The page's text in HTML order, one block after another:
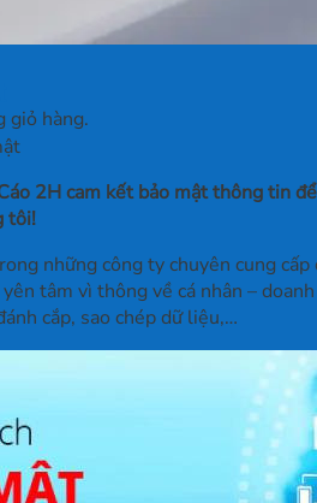
giỏ hàng.
2H cam kết bảo mật thông tin
tôi!
những công ty chuyên cung
tâm vì thông về cá nhân –
cắp, sao chép dữ liệu,…